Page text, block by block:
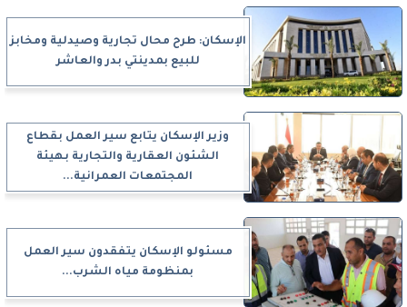
الإسكان: طرح محال تجارية وصيدلية ومخابز
للبيع بمدينتي بدر والعاشر
وزير الإسكان يتابع سير العمل بقطاع
الشئون العقارية والتجارية بهيئة
المجتمعات العمرانية...
مسئولو الإسكان يتفقدون سير العمل
بمنظومة مياه الشرب...